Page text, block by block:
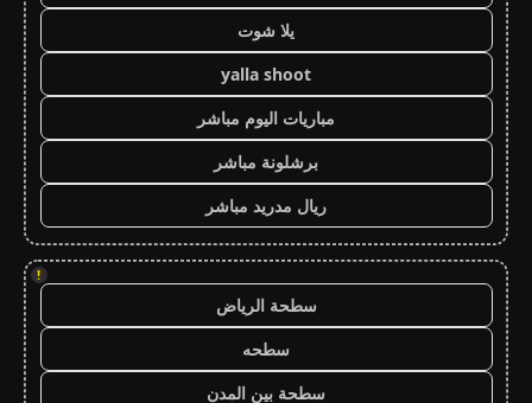
يلا شوت
yalla shoot
مباريات اليوم مباشر
برشلونة مباشر
ريال مدريد مباشر
!
سطحة الرياض
سطحه
سطحة بين المدن